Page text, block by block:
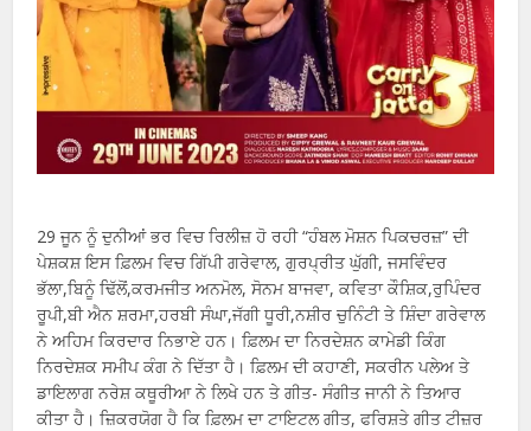
29 ਜੂਨ ਨੂੰ ਦੁਨੀਆਂ ਭਰ ਵਿਚ ਰਿਲੀਜ਼ ਹੋ ਰਹੀ “ਹੰਬਲ ਮੋਸ਼ਨ ਪਿਕਚਰਜ਼” ਦੀ
ਪੇਸ਼ਕਸ਼ ਇਸ ਫ਼ਿਲਮ ਵਿਚ ਗਿੱਪੀ ਗਰੇਵਾਲ, ਗੁਰਪ੍ਰੀਤ ਘੁੱਗੀ, ਜਸਵਿੰਦਰ
ਭੱਲਾ,ਬਿਨੂੰ ਢਿੱਲੋਂ,ਕਰਮਜੀਤ ਅਨਮੋਲ, ਸੋਨਮ ਬਾਜਵਾ, ਕਵਿਤਾ ਕੌਸ਼ਿਕ,ਰੁਪਿੰਦਰ
ਰੂਪੀ,ਬੀ ਐਨ ਸ਼ਰਮਾ,ਹਰਬੀ ਸੰਘਾ,ਜੱਗੀ ਧੂਰੀ,ਨਸ਼ੀਰ ਚੁਨਿੰਟੀ ਤੇ ਸ਼ਿੰਦਾ ਗਰੇਵਾਲ
ਨੇ ਅਹਿਮ ਕਿਰਦਾਰ ਨਿਭਾਏ ਹਨ। ਫ਼ਿਲਮ ਦਾ ਨਿਰਦੇਸ਼ਨ ਕਾਮੇਡੀ ਕਿੰਗ
ਨਿਰਦੇਸ਼ਕ ਸਮੀਪ ਕੰਗ ਨੇ ਦਿੱਤਾ ਹੈ। ਫ਼ਿਲਮ ਦੀ ਕਹਾਣੀ, ਸਕਰੀਨ ਪਲੇਅ ਤੇ
ਡਾਇਲਾਗ ਨਰੇਸ਼ ਕਥੂਰੀਆ ਨੇ ਲਿਖੇ ਹਨ ਤੇ ਗੀਤ- ਸੰਗੀਤ ਜਾਨੀ ਨੇ ਤਿਆਰ
ਕੀਤਾ ਹੈ। ਜ਼ਿਕਰਯੋਗ ਹੈ ਕਿ ਫ਼ਿਲਮ ਦਾ ਟਾਇਟਲ ਗੀਤ, ਫਰਿਸ਼ਤੇ ਗੀਤ ਟੀਜ਼ਰ